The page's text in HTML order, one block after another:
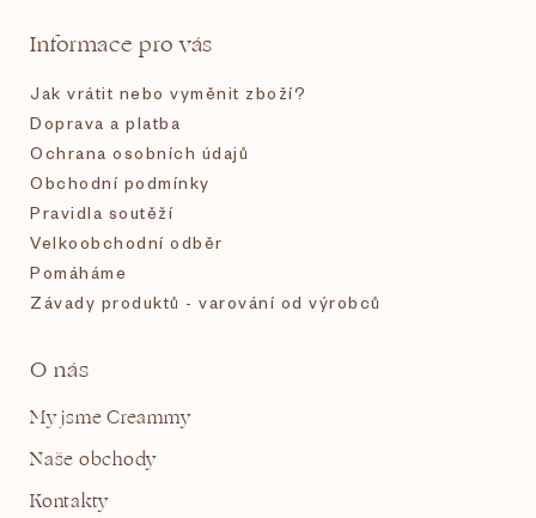
Informace pro vás
Jak vrátit nebo vyměnit zboží?
Doprava a platba
Ochrana osobních údajů
Obchodní podmínky
Pravidla soutěží
Velkoobchodní odběr
Pomáháme
Závady produktů - varování od výrobců
O nás
My jsme Creammy
Naše obchody
Kontakty